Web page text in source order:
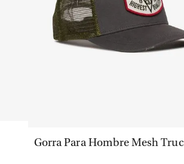
VISTA RÁPIDA
Gorra Para Hombre Mesh